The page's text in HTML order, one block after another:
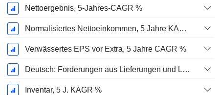
Nettoergebnis, 5-Jahres-CAGR %
Normalisiertes Nettoeinkommen, 5 Jahre KAGR %
Verwässertes EPS vor Extra, 5 Jahre CAGR %
Deutsch: Forderungen aus Lieferungen und Leistungen, 5-Jahres-CAGR %
Inventar, 5 J. KAGR %